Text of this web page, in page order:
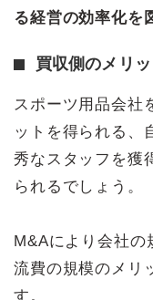
る経営の効率化を
買収側のメリッ
スポーツ用品会社
ットを得られる、
秀なスタッフを獲
られるでしょう。
M&Aにより会社の
流費の規模のメリ
す。